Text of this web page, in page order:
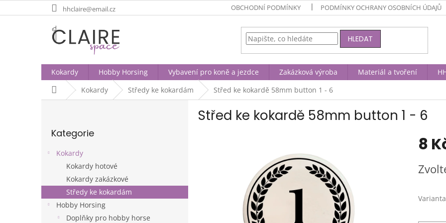
na
hhclaire@email.cz OBCHODNÍ PODMÍNKY PODMÍNKY OCHRANY OSOBNÍCH ÚDAJŮ
HLEDAT
Kokardy Hobby Horsing Vybavení pro koně a jezdce Zakázková výroba Materiál a tvoření
Domů Kokardy Středy ke kokardám Střed ke kokardě 58mm button 1 - 6
kategorie
Kategorie
Kokardy
Kokardy hotové
Kokardy zakázkové
Středy ke kokardám
Hobby Horsing
Doplňky pro hobby horse
Střed ke kokardě 58mm button 1 - 6
8
cena:
Varianta